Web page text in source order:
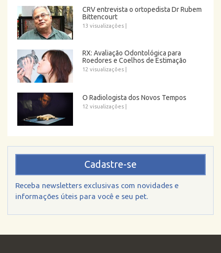
CRV entrevista o ortopedista Dr Rubem
Bittencourt
13 visualizações
RX: Avaliação Odontológica para
Roedores e Coelhos de Estimação
12 visualizações
O Radiologista dos Novos Tempos
12 visualizações
Cadastre-se
Receba newsletters exclusivas com novidades e
informações úteis para você e seu pet.